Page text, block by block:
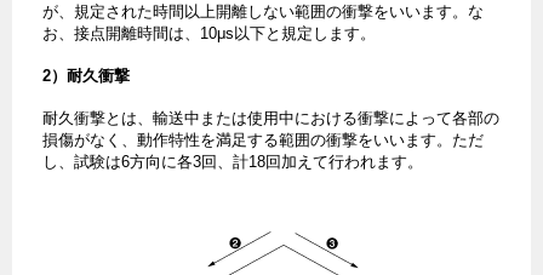
が、規定された時間以上開離しない範囲の衝撃をいいます。な
お、接点開離時間は、10μs以下と規定します。
2）耐久衝撃
耐久衝撃とは、輸送中または使用中における衝撃によって各部の
損傷がなく、動作特性を満足する範囲の衝撃をいいます。ただ
し、試験は6方向に各3回、計18回加えて行われます。